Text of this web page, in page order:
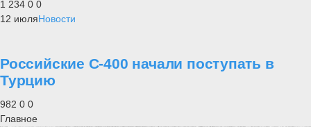
1 234 0 0
12 июляНовости
Российские С-400 начали поступать в
Турцию
982 0 0
Главное